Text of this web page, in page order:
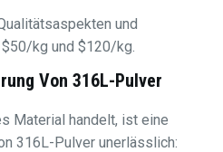
und
kg und $120/kg.
Von 316L-Pulver
Material handelt, ist eine
316L-Pulver unerlässlich: